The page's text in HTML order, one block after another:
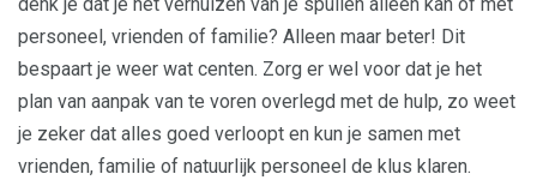
personeel, vrienden of familie? Alleen maar beter! Dit
bespaart je weer wat centen. Zorg er wel voor dat je het
plan van aanpak van te voren overlegd met de hulp, zo weet
je zeker dat alles goed verloopt en kun je samen met
vrienden, familie of natuurlijk personeel de klus klaren.